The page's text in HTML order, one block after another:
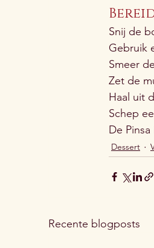
Snij de
Gebruik
Smeer
Zet de
Haal uit
Schep
De
Dessert
Recente blogposts